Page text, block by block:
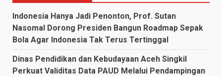
Indonesia Hanya Jadi Penonton, Prof. Sutan
Nasomal Dorong Presiden Bangun Roadmap Sepak
Bola Agar Indonesia Tak Terus Tertinggal
Dinas Pendidikan dan Kebudayaan Aceh Singkil
Perkuat Validitas Data PAUD Melalui Pendampingan